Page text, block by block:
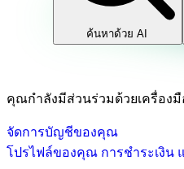
ค้นหาด้วย AI
คุณกำลังมีส่วนร่วมด้วยเครื่อง
จัดการบัญชีของคุณ
โปรไฟล์ของคุณ การชำระเงิน